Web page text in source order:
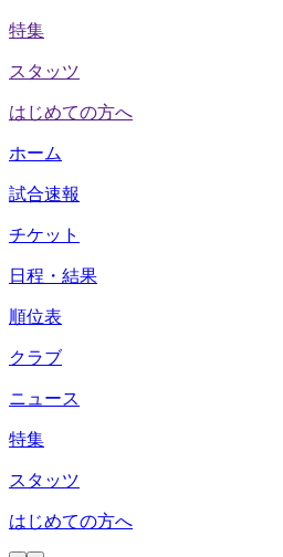
特集
スタッツ
はじめての方へ
ホーム
試合速報
チケット
日程・結果
順位表
クラブ
ニュース
特集
スタッツ
はじめての方へ